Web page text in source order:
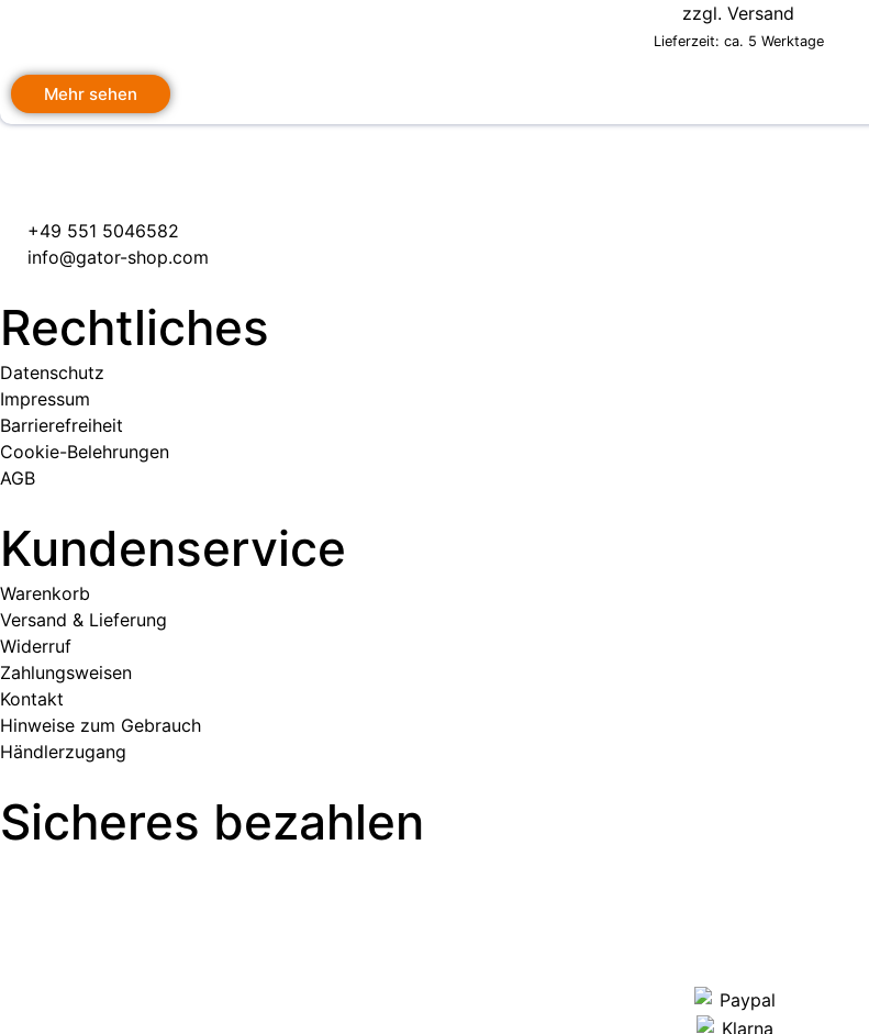
zzgl. Versand
Lieferzeit: ca. 5 Werktage
Mehr sehen
+49 551 5046582
info@gator-shop.com
Rechtliches
Datenschutz
Impressum
Barrierefreiheit
Cookie-Belehrungen
AGB
Kundenservice
Warenkorb
Versand & Lieferung
Widerruf
Zahlungsweisen
Kontakt
Hinweise zum Gebrauch
Händlerzugang
Sicheres bezahlen